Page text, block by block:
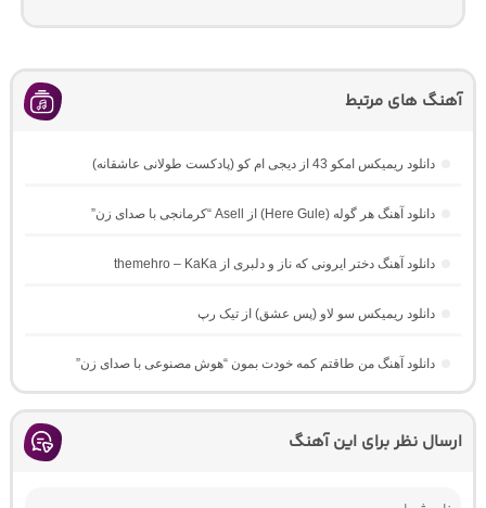
آهنگ های مرتبط
دانلود ریمیکس امکو 43 از دیجی ام کو (پادکست طولانی عاشقانه)
دانلود آهنگ هر گوله (Here Gule) از Asell “کرمانجی با صدای زن”
دانلود آهنگ دختر ایرونی که ناز و دلبری از themehro – KaKa
دانلود ریمیکس سو لاو (پس عشق) از تیک رپ
دانلود آهنگ من طاقتم کمه خودت بمون “هوش مصنوعی با صدای زن”
ارسال نظر برای این آهنگ